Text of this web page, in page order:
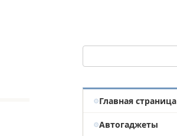
Главная страница
Автогаджеты